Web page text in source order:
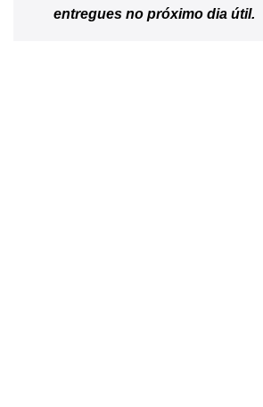
entregues no próximo dia útil.